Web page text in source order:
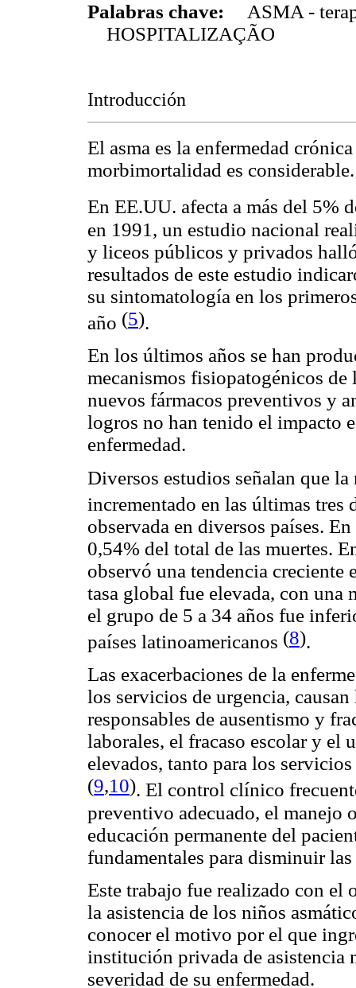
Palabras chave:
ASMA -
HOSPITALIZAÇÃO
Introducción
El asma es la enfermedad
morbimortalidad es considerable.
En EE.UU. afecta a más del
en 1991, un estudio nacional
y liceos públicos y privados
resultados de este estudio
su sintomatología en los
año (5).
En los últimos años se han
mecanismos fisiopatogénicos
nuevos fármacos preventivos y
logros no han tenido el impacto
enfermedad.
Diversos estudios señalan que
incrementado en las últimas tres
observada en diversos países.
0,54% del total de las muertes.
observó una tendencia creciente
tasa global fue elevada, con una
el grupo de 5 a 34 años fue
países latinoamericanos (8).
Las exacerbaciones de la
los servicios de urgencia,
responsables de ausentismo y
laborales, el fracaso escolar y el
elevados, tanto para los
(9,10). El control clínico
preventivo adecuado, el manejo
educación permanente del
fundamentales para disminuir
Este trabajo fue realizado con el
la asistencia de los niños
conocer el motivo por el que
institución privada de asistencia
severidad de su enfermedad.